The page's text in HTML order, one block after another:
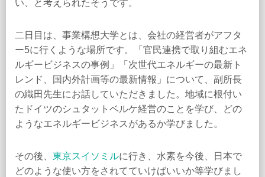
い、と考えられたそうです。
二日目は、事業構想大学とは、会社の経営者がアフタ
ー5に行くような場所です。「官民連携で取り組むエネ
ルギービジネスの事例」「次世代エネルギーの最新ト
レンド、国内外計画等の最新情報」について、副所長
の織田先生にお話していただきました。地域に根付い
たドイツのシュタットベルケ経営のことを学び、どの
ようなエネルギービジネスがあるか学びました。
その後、 東京スイソミルに行き、水素を今後、日本で
どのような使い方をされてていけばいいか等学びまし